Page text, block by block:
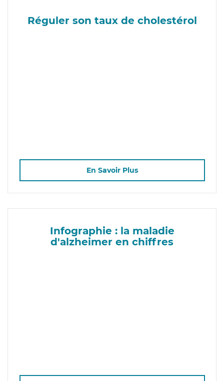
Réguler son taux de cholestérol
En Savoir Plus
Infographie : la maladie
d'alzheimer en chiffres